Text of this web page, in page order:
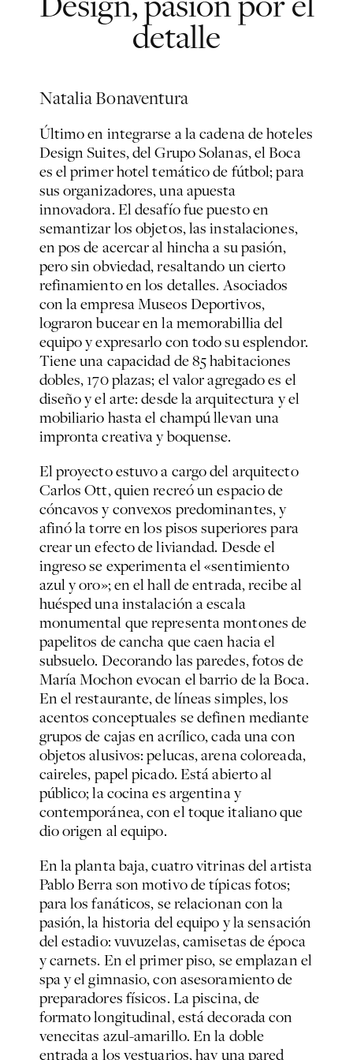
detalle
Natalia Bonaventura
Último en integrarse a la cadena de hoteles
Design Suites, del Grupo Solanas, el Boca
es el primer hotel temático de fútbol; para
sus organizadores, una apuesta
innovadora. El desafío fue puesto en
semantizar los objetos, las instalaciones,
en pos de acercar al hincha a su pasión,
pero sin obviedad, resaltando un cierto
refinamiento en los detalles. Asociados
con la empresa Museos Deportivos,
lograron bucear en la memorabillia del
equipo y expresarlo con todo su esplendor.
Tiene una capacidad de 85 habitaciones
dobles, 170 plazas; el valor agregado es el
diseño y el arte: desde la arquitectura y el
mobiliario hasta el champú llevan una
impronta creativa y boquense.
El proyecto estuvo a cargo del arquitecto
Carlos Ott, quien recreó un espacio de
cóncavos y convexos predominantes, y
afinó la torre en los pisos superiores para
crear un efecto de liviandad. Desde el
ingreso se experimenta el «sentimiento
azul y oro»; en elhallde entrada, recibe al
huésped una instalación a escala
monumental que representa montones de
papelitos de cancha que caen hacia el
subsuelo. Decorando las paredes, fotos de
María Mochon evocan el barrio de la Boca.
En el restaurante, de líneas simples, los
acentos conceptuales se definen mediante
grupos de cajas en acrílico, cada una con
objetos alusivos: pelucas, arena coloreada,
caireles, papel picado. Está abierto al
público; la cocina es argentina y
contemporánea, con el toque italiano que
dio origen al equipo.
En la planta baja, cuatro vitrinas del artista
Pablo Berra son motivo de típicas fotos;
para los fanáticos, se relacionan con la
pasión, la historia del equipo y la sensación
del estadio: vuvuzelas, camisetas de época
y carnets. En el primer piso, se emplazan el
spa y el gimnasio, con asesoramiento de
preparadores físicos. La piscina, de
formato longitudinal, está decorada con
venecitas azul-amarillo. En la doble
entrada a los vestuarios, hay una pared